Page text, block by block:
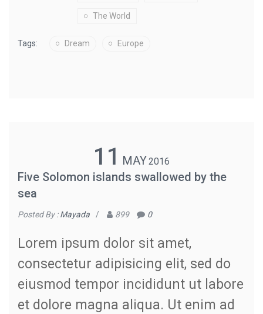
The World
Tags: Dream Europe
11 MAY2016
Five Solomon islands swallowed by the
sea
Posted By :Mayada / 899 0
Lorem ipsum dolor sit amet,
consectetur adipisicing elit, sed do
eiusmod tempor incididunt ut labore
et dolore magna aliqua. Ut enim ad